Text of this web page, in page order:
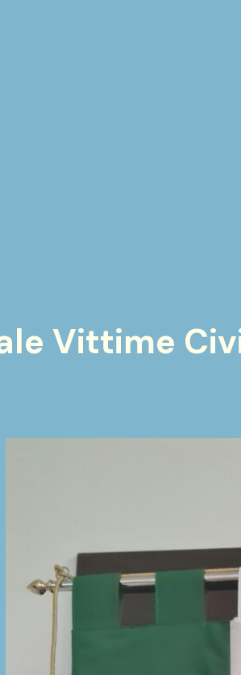
Vittime